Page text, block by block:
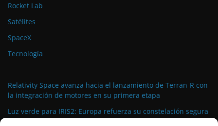
Rocket Lab
Satélites
SpaceX
Tecnología
Relativity Space avanza hacia el lanzamiento de Terran-R con
la integración de motores en su primera etapa
Luz verde para IRIS2: Europa refuerza su constelación segura